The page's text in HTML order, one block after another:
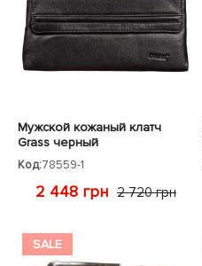
Мужской кожаный клатч
Grass черный
Код:78559-1
2 448 грн 2 720 грн
SALE